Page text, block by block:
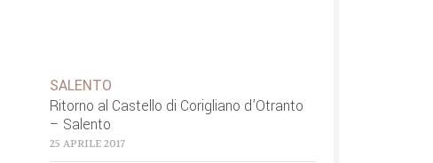
SALENTO
Ritorno al Castello di Corigliano d’Otranto
– Salento
25 APRILE 2017